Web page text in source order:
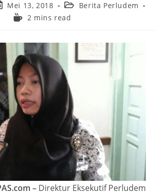
Mei 13, 2018
Berita Perludem
2 mins read
– Direktur Eksekutif Perludem